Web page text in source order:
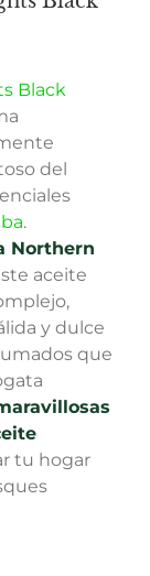
Black
del
.
Northern
aceite
y dulce
que
e
tu hogar